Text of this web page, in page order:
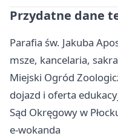
Przydatne dane
Parafia św. Jakuba
msze, kancelaria,
Miejski Ogród
dojazd i oferta
Sąd Okręgowy w
e-wokanda